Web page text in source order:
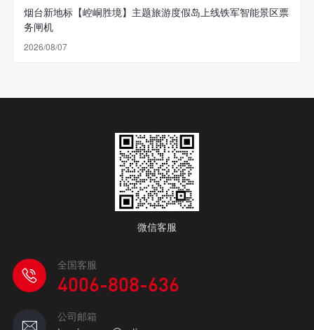
烟台新地标【崆峒胜境】主题旅游度假岛上线铁军智能景区票
务闸机
2026/08/07
微信客服
全国客服
4006-808-636
公司邮箱